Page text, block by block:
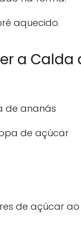
aquecido.
a Calda
de ananás
de açúcar
de açúcar